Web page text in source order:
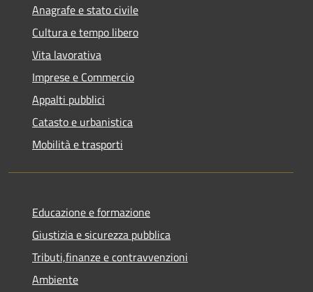
Anagrafe e stato civile
Cultura e tempo libero
Vita lavorativa
Imprese e Commercio
Appalti pubblici
Catasto e urbanistica
Mobilità e trasporti
Educazione e formazione
Giustizia e sicurezza pubblica
Tributi,finanze e contravvenzioni
Ambiente